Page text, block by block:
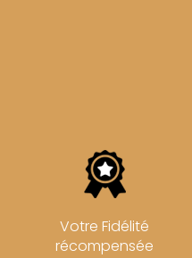
Votre Fidélité
récompensée